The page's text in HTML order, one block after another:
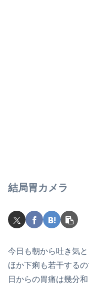
結局胃カメラ
今日も朝から吐き気
ほか下痢も若干する
日からの胃痛は幾分